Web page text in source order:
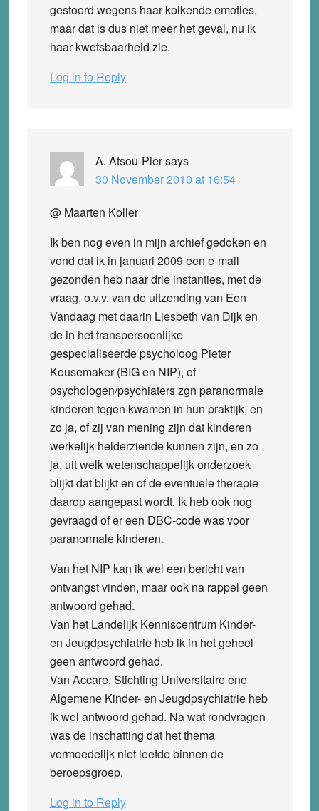
gestoord wegens haar kolkende emoties,
maar dat is dus niet meer het geval, nu ik
haar kwetsbaarheid zie.
Log in to Reply
A. Atsou-Piersays
30 November 2010 at 16:54
@ Maarten Koller
Ik ben nog even in mijn archief gedoken en
vond dat ik in januari 2009 een e-mail
gezonden heb naar drie instanties, met de
vraag, o.v.v. van de uitzending van Een
Vandaag met daarin Liesbeth van Dijk en
de in het transpersoonlijke
gespecialiseerde psycholoog Pieter
Kousemaker (BIG en NIP), of
psychologen/psychiaters zgn paranormale
kinderen tegen kwamen in hun praktijk, en
zo ja, of zij van mening zijn dat kinderen
werkelijk helderziende kunnen zijn, en zo
ja, uit welk wetenschappelijk onderzoek
blijkt dat blijkt en of de eventuele therapie
daarop aangepast wordt. Ik heb ook nog
gevraagd of er een DBC-code was voor
paranormale kinderen.
Van het NIP kan ik wel een bericht van
ontvangst vinden, maar ook na rappel geen
antwoord gehad.
Van het Landelijk Kenniscentrum Kinder-
en Jeugdpsychiatrie heb ik in het geheel
geen antwoord gehad.
Van Accare, Stichting Universitaire ene
Algemene Kinder- en Jeugdpsychiatrie heb
ik wel antwoord gehad. Na wat rondvragen
was de inschatting dat het thema
vermoedelijk niet leefde binnen de
beroepsgroep.
Log in to Reply